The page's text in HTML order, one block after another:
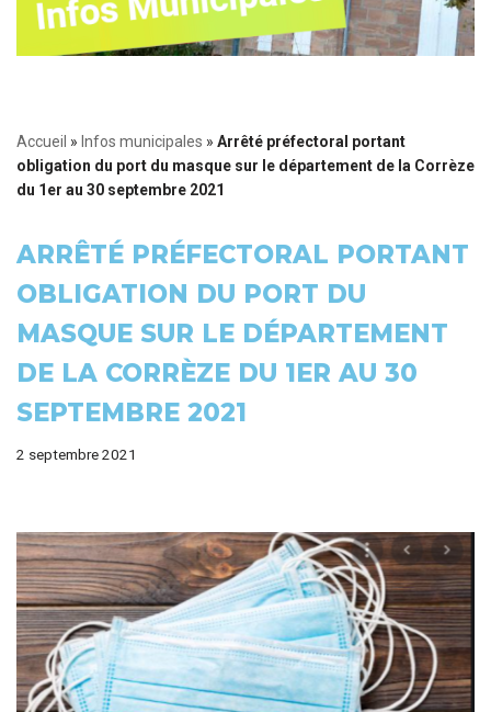
Accueil » Infos municipales » Arrêté préfectoral portant
obligation du port du masque sur le département de la Corrèze
du 1er au 30 septembre 2021
ARRÊTÉ PRÉFECTORAL PORTANT
OBLIGATION DU PORT DU
MASQUE SUR LE DÉPARTEMENT
DE LA CORRÈZE DU 1ER AU 30
SEPTEMBRE 2021
2 septembre 2021